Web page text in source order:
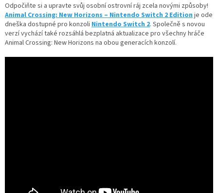
Odpočiňte si a upravte svůj osobní ostrovní ráj zcela novými způsoby!
Animal Crossing: New Horizons – Nintendo Switch 2 Edition je ode
dneška dostupné pro konzoli Nintendo Switch 2. Společně s novou
verzí vychází také rozsáhlá bezplatná aktualizace pro všechny hráče
Animal Crossing: New Horizons na obou generacích konzolí.